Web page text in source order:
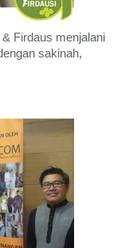
Firdaus menjalani
sakinah,